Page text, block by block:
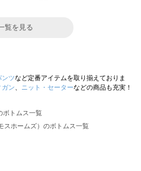
覧を見る
ンツなど定番アイテムを取り揃えておりま
ガン ニット・セーターなどの商品も充実！
ボトムス一覧
スホームズ）のボトムス一覧
サマンサモスモス）のボトムス一覧